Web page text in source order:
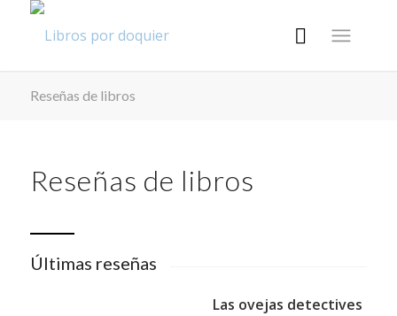
Reseñas de libros
Reseñas de libros
Últimas reseñas
Las ovejas detectives